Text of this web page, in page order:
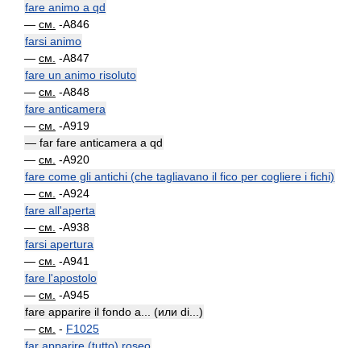
fare animo a qd
— см. -A846
farsi animo
— см. -A847
fare un animo risoluto
— см. -A848
fare anticamera
— см. -A919
— far fare anticamera a qd
— см. -A920
fare come gli antichi (che tagliavano il fico per cogliere i fichi)
— см. -A924
fare all'aperta
— см. -A938
farsi apertura
— см. -A941
fare l'apostolo
— см. -A945
fare apparire il fondo a... (или di...)
— см. - F1025